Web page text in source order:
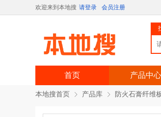
欢迎来到本地搜 请登录 会员注册
首页 产品中心
本地搜首页 产品库 防火石膏纤维